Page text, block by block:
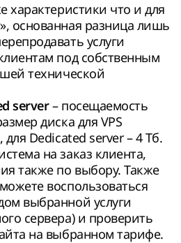
характеристики что и для
основанная разница лишь
услуги
под собственным
технической
server– посещаемость
диска для VPS
Dedicated server – 4 Тб.
на заказ клиента,
также по выбору. Также
воспользоваться
выбранной услуги
сервера) и проверить
на выбранном тарифе.